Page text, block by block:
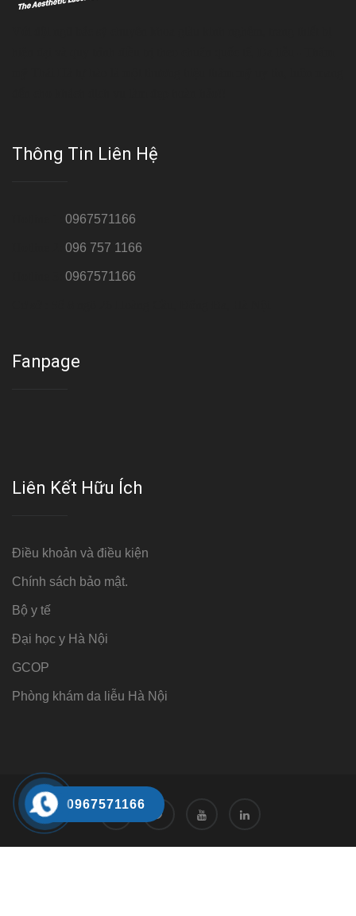
Thông Tin Liên Hệ
0967571166
096 757 1166
0967571166
Fanpage
Liên Kết Hữu Ích
Điều khoản và điều kiện
Chính sách bảo mật.
Bộ y tế
Đại học y Hà Nội
GCOP
Phòng khám da liễu Hà Nội
0967571166